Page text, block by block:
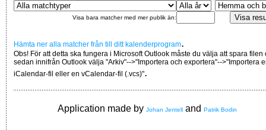
Visa bara matcher med mer publik än:
Hämta ner alla matcher från till ditt kalenderprogram.
Obs! För att detta ska fungera i Microsoft Outlook måste du välja att spara filen
sedan innifrån Outlook välja "Arkiv"-->"Importera och exportera"-->"Importera
iCalendar-fil eller en vCalendar-fil (.vcs)".
Application made by Johan Jentell and Patrik Bodin